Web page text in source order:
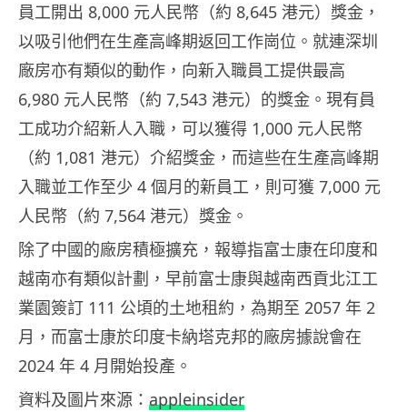
員工開出 8,000 元人民幣（約 8,645 港元）獎金，
以吸引他們在生產高峰期返回工作崗位。就連深圳
廠房亦有類似的動作，向新入職員工提供最高
6,980 元人民幣（約 7,543 港元）的獎金。現有員
工成功介紹新人入職，可以獲得 1,000 元人民幣
（約 1,081 港元）介紹獎金，而這些在生產高峰期
入職並工作至少 4 個月的新員工，則可獲 7,000 元
人民幣（約 7,564 港元）獎金。
除了中國的廠房積極擴充，報導指富士康在印度和
越南亦有類似計劃，早前富士康與越南西貢北江工
業園簽訂 111 公頃的土地租約，為期至 2057 年 2
月，而富士康於印度卡納塔克邦的廠房據說會在
2024 年 4 月開始投產。
資料及圖片來源： appleinsider